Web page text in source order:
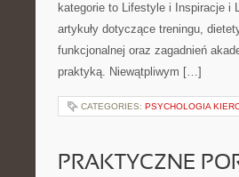
kategorie to Lifestyle i Inspiracje i
artykuły dotyczące treningu,
funkcjonalnej oraz zagadnień
praktyką. Niewątpliwym […]
CATEGORIES: PSYCHOLOGIA
PRAKTYCZNE